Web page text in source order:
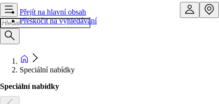
Přejít na hlavní obsah
Přeskočit na vyhledávání
Speciální nabídky
Speciální nabídky